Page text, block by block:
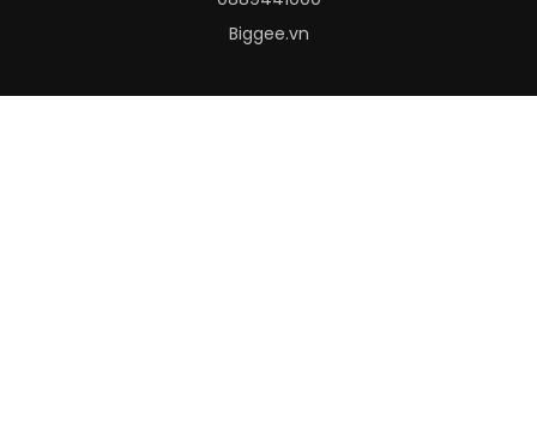
Biggee.vn